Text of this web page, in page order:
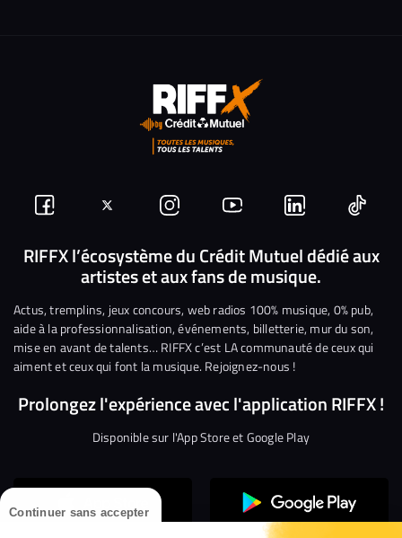
Continuer sans accepter
Suivez-
nous
Facebook
Suivez-
nous
sur
Twitter
Nous
rejoindre
sur
Instagram
Nous
rejoindre
sur
YouTube
Nous
rejoindre
sur
Linkedin
Nous
RIFFX l’écosystème du Crédit Mutuel dédié aux
artistes et aux fans de musique.
Actus, tremplins, jeux concours, web radios 100% musique, 0% pub,
aide à la professionnalisation, événements, billetterie, mur du son,
mise en avant de talents… RIFFX c’est LA communauté de ceux qui
aiment et ceux qui font la musique. Rejoignez-nous !
Prolongez l'expérience avec l'application RIFFX !
Disponible sur l'App Store et Google Play